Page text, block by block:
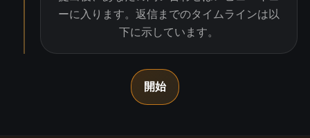
ーに入ります。返信までのタイムラインは以
下に示しています。
開始